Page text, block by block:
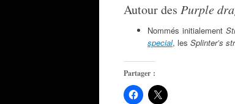
Autour des Purple
Nommés initialement
special, les Splinter’s
Partager :